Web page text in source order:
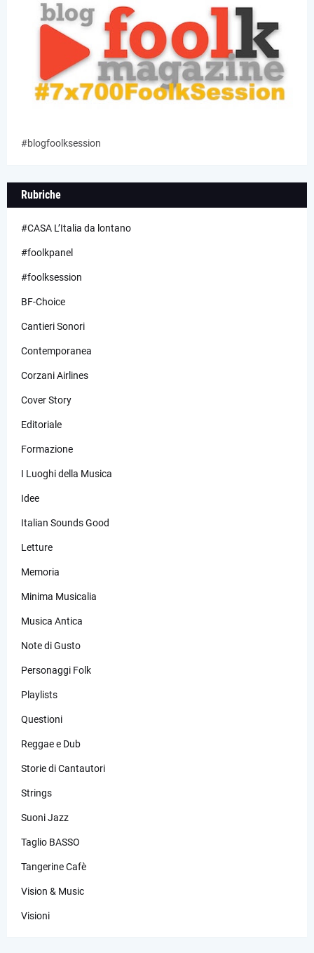
#blogfoolksession
Rubriche
#CASA L’Italia da lontano
#foolkpanel
#foolksession
BF-Choice
Cantieri Sonori
Contemporanea
Corzani Airlines
Cover Story
Editoriale
Formazione
I Luoghi della Musica
Idee
Italian Sounds Good
Letture
Memoria
Minima Musicalia
Musica Antica
Note di Gusto
Personaggi Folk
Playlists
Questioni
Reggae e Dub
Storie di Cantautori
Strings
Suoni Jazz
Taglio BASSO
Tangerine Cafè
Vision & Music
Visioni